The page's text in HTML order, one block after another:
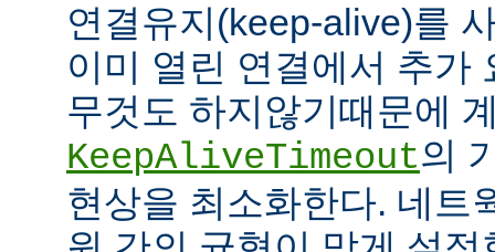
연결유지(keep-alive)를
이미 열린 연결에서 추가
무것도 하지않기때문에
KeepAliveTimeout의
현상을 최소화한다. 네트